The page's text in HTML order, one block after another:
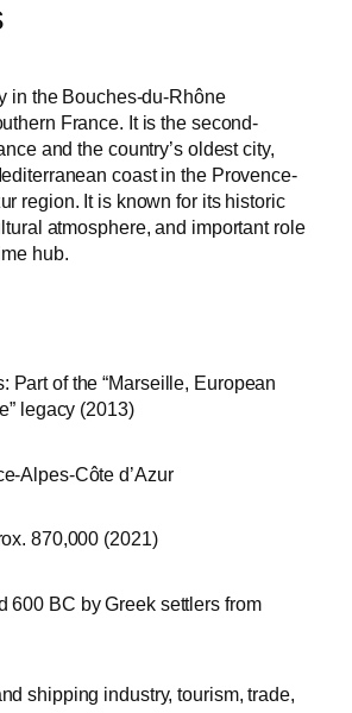
in the Bouches-du-Rhône
France. It is the second-
and the country’s oldest city,
coast in the Provence-
region. It is known for its historic
atmosphere, and important role
hub.
Part of the “Marseille, European
legacy (2013)
Alpes-Côte d’Azur
870,000 (2021)
600 BC by Greek settlers from
shipping industry, tourism, trade,